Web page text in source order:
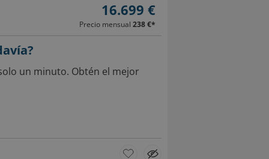
16.699 €
Precio mensual 238 €*
un minuto. Obtén el mejor